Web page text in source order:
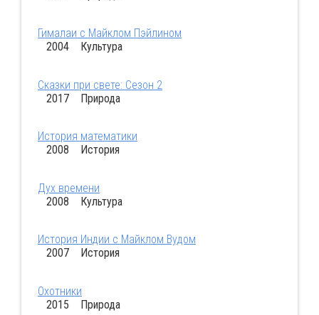
Гималаи с Майклом Пэйлином
2004 Культура
Сказки при свете: Сезон 2
2017 Природа
История математики
2008 История
Дух времени
2008 Культура
История Индии с Майклом Вудом
2007 История
Охотники
2015 Природа